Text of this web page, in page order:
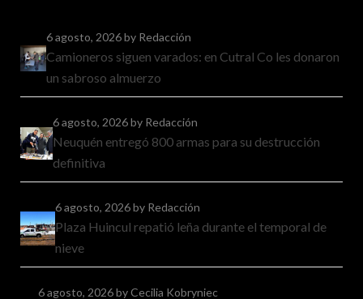
6 agosto, 2026by Redacción
Camioneros siguen varados: en Cutral Co les donaron
un sabroso almuerzo
6 agosto, 2026by Redacción
Neuquén entregó 800 armas para su destrucción
definitiva
6 agosto, 2026by Redacción
Plaza Huincul repatió leña durante el temporal de
nieve
6 agosto, 2026by Cecilia Kobryniec